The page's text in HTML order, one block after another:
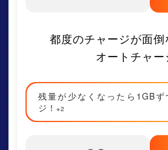
都度のチャージが⾯
オートチャー
残量が少なくなったら1GBず
ジ！ ※2